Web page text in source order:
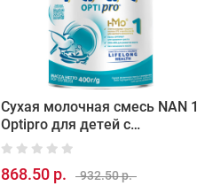
Сухая молочная смесь NAN 1
Optipro для детей с
рождения, 400 г
868.50 р. 932.50 р.